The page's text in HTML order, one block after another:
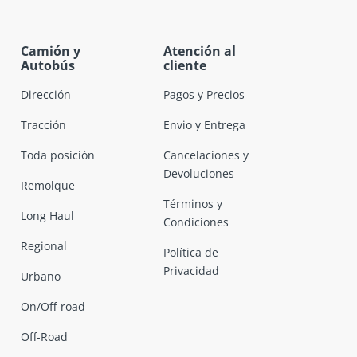
Camión y
Autobús
Dirección
Tracción
Toda posición
Remolque
Long Haul
Regional
Urbano
On/Off-road
Off-Road
Atención al
cliente
Pagos y Precios
Envio y Entrega
Cancelaciones y
Devoluciones
Términos y
Condiciones
Política de
Privacidad